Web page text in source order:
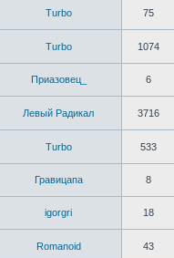
Turbo 75
Turbo 1074
Приазовец_ 6
Левый Радикал 3716
Turbo 533
Гравицапа 8
igorgri 18
Romanoid 43